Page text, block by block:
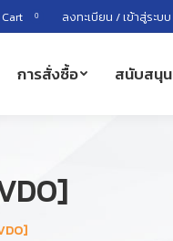
Cart 0 ลงทะเบียน / เข้าสู่ระบบ
การสั่งซื้อ สนับสนุน